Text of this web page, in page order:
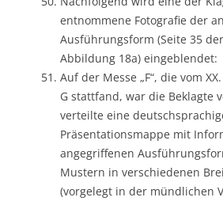
entnommene Fotografie der
Ausführungsform (Seite 35
Abbildung 18a) eingeblendet:
Auf der Messe „F“, die vom
G stattfand, war die Beklagte
verteilte eine
Präsentationsmappe mit
angegriffenen
Mustern in verschiedenen
(vorgelegt in der mündlichen